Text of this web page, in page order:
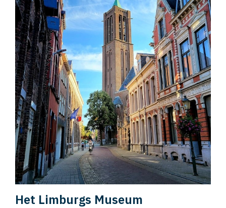
Het Limburgs Museum